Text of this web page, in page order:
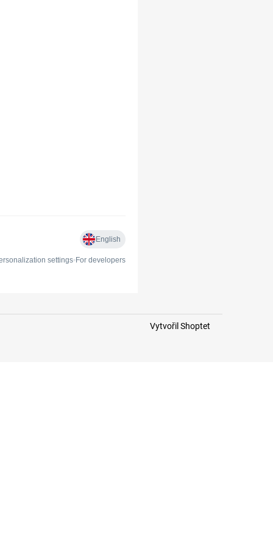
Vytvořil Shoptet